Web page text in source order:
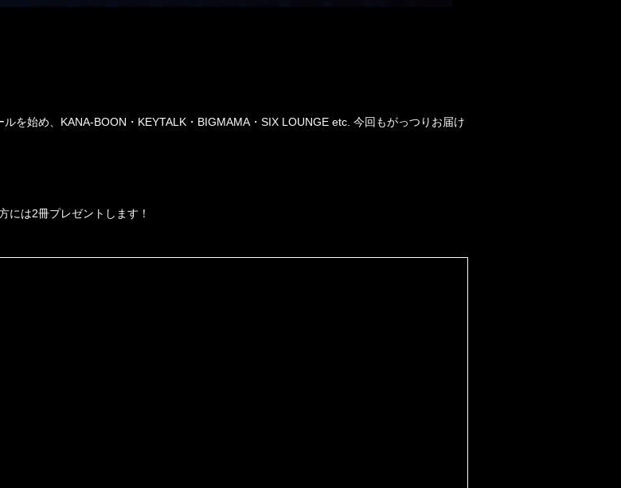
を始め、KANA-BOON・KEYTALK・BIGMAMA・SIX LOUNGE etc. 今回もがっつりお届け
には2冊プレゼントします！